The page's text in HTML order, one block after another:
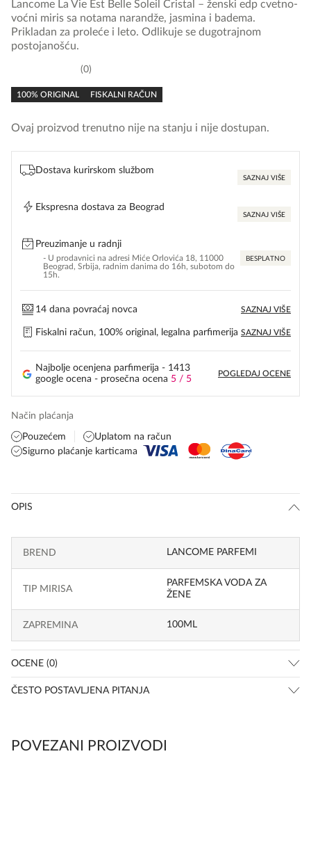
rating
0
100% ORIGINAL FISKALNI RAČUN
Lancome La Vie Est Belle Soleil Cristal – ženski edp cvetno-
voćni miris sa notama narandže, jasmina i badema.
Prikladan za proleće i leto. Odlikuje se dugotrajnom
postojanošću.
Ovaj proizvod trenutno nije na stanju i nije dostupan.
Dostava kurirskom službom
SAZNAJ VIŠE
Ekspresna dostava za Beograd
SAZNAJ VIŠE
Preuzimanje u radnji
- U prodavnici na adresi Miće Orlovića 18, 11000
Beograd, Srbija, radnim danima do 16h, subotom do
15h.
BESPLATNO
14 dana povraćaj novca SAZNAJ VIŠE
Fiskalni račun, 100% original, legalna parfimerija SAZNAJ VIŠE
Najbolje ocenjena parfimerija - 1413
google ocena - prosečna ocena 5 / 5
POGLEDAJ OCENE
Način plaćanja
Pouzećem
Uplatom na račun
Sigurno plaćanje karticama
OPIS
BREND LANCOME PARFEMI
TIP MIRISA
PARFEMSKA VODA ZA
ŽENE
ZAPREMINA 100ML
OCENE (0)
ČESTO POSTAVLJENA PITANJA
POVEZANI PROIZVODI